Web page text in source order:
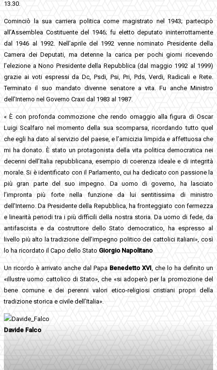
13.30.
Cominciò la sua carriera politica come magistrato nel 1943; partecipò
all’Assemblea Costituente del 1946; fu eletto deputato ininterrottamente
dal 1946 al 1992. Nell’aprile del 1992 venne nominato Presidente della
Camera dei Deputati, ma detenne la carica per pochi giorni ricevendo
l’elezione a Nono Presidente della Repubblica (dal maggio 1992 al 1999)
grazie ai voti espressi da Dc, Psdi, Psi, Pri, Pds, Verdi, Radicali e Rete.
Terminato il suo mandato divenne senatore a vita. Fu anche Ministro
dell’Interno nel Governo Craxi dal 1983 al 1987.
« È con profonda commozione che rendo omaggio alla figura di Oscar
Luigi Scalfaro nel momento della sua scomparsa, ricordando tutto quel
che egli ha dato al servizio del paese, e l’amicizia limpida e affettuosa che
mi ha donato. È stato un protagonista della vita politica democratica nei
decenni dell’Italia repubblicana, esempio di coerenza ideale e di integrità
morale. Si è identificato con il Parlamento, cui ha dedicato con passione la
più gran parte del suo impegno. Da uomo di governo, ha lasciato
l’impronta più forte nella funzione da lui sentitissima di ministro
dell’Interno. Da Presidente della Repubblica, ha fronteggiato con fermezza
e linearità periodi tra i più difficili della nostra storia. Da uomo di fede, da
antifascista e da costruttore dello Stato democratico, ha espresso al
livello più alto la tradizione dell’impegno politico dei cattolici italiani», così
lo ha ricordato il Capo dello Stato Giorgio Napolitano
Un ricordo è arrivato anche dal Papa Benedetto XVI , che lo ha definito un
«illustre uomo cattolico di Stato», che «si adoperò per la promozione del
bene comune e dei perenni valori etico-religiosi cristiani propri della
tradizione storica e civile dell’Italia».
Davide Falco